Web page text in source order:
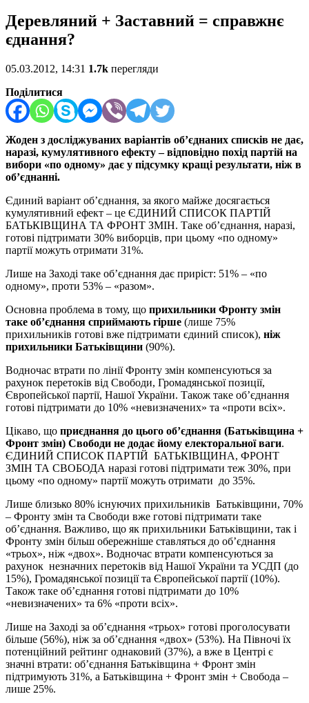
Деревляний + Заставний = справжнє
єднання?
05.03.2012, 14:31 1.7k перегляди
Поділитися
Жоден з досліджуваних варіантів об’єднаних списків не дає,
наразі, кумулятивного ефекту – відповідно похід партій на
вибори «по одному» дає у підсумку кращі результати, ніж в
об’єднанні.
Єдиний варіант об’єднання, за якого майже досягається
кумулятивний ефект – це ЄДИНИЙ СПИСОК ПАРТІЙ
БАТЬКІВЩИНА ТА ФРОНТ ЗМІН. Таке об’єднання, наразі,
готові підтримати 30% виборців, при цьому «по одному»
партії можуть отримати 31%.
Лише на Заході таке об’єднання дає приріст: 51% – «по
одному», проти 53% – «разом».
Основна проблема в тому, що прихильники Фронту змін
таке об’єднання сприймають гірше (лише 75%
прихильників готові вже підтримати єдиний список), ніж
прихильники Батьківщини (90%).
Водночас втрати по лінії Фронту змін компенсуються за
рахунок перетоків від Свободи, Громадянської позиції,
Європейської партії, Нашої України. Також таке об’єднання
готові підтримати до 10% «невизначених» та «проти всіх».
Цікаво, що приєднання до цього об’єднання (Батьківщина +
Фронт змін) Свободи не додає йому електоральної ваги.
ЄДИНИЙ СПИСОК ПАРТІЙ БАТЬКІВЩИНА, ФРОНТ
ЗМІН ТА СВОБОДА наразі готові підтримати теж 30%, при
цьому «по одному» партії можуть отримати до 35%.
Лише близько 80% існуючих прихильників Батьківщини, 70%
– Фронту змін та Свободи вже готові підтримати таке
об’єднання. Важливо, що як прихильники Батьківщини, так і
Фронту змін більш обережніше ставляться до об’єднання
«трьох», ніж «двох». Водночас втрати компенсуються за
рахунок незначних перетоків від Нашої України та УСДП (до
15%), Громадянської позиції та Європейської партії (10%).
Також таке об’єднання готові підтримати до 10%
«невизначених» та 6% «проти всіх».
Лише на Заході за об’єднання «трьох» готові проголосувати
більше (56%), ніж за об’єднання «двох» (53%). На Півночі їх
потенційний рейтинг однаковий (37%), а вже в Центрі є
значні втрати: об’єднання Батьківщина + Фронт змін
підтримують 31%, а Батьківщина + Фронт змін + Свобода –
лише 25%.